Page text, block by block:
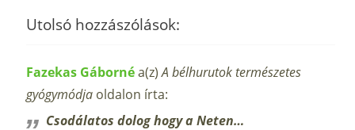
Utolsó hozzászólások:
Fazekas Gábornéa(z)A bélhurutok természetes
gyógymódja oldalon írta:
Csodálatos dolog hogy a Neten…